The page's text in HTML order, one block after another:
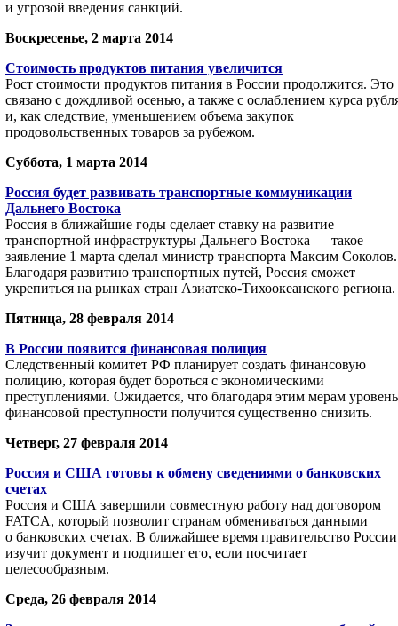
и угрозой введения санкций.
Воскресенье, 2 марта 2014
Стоимость продуктов питания увеличится
Рост стоимости продуктов питания в России продолжится. Это
связано с дождливой осенью, а также с ослаблением курса
и, как следствие, уменьшением объема закупок
продовольственных товаров за рубежом.
Суббота, 1 марта 2014
Россия будет развивать транспортные коммуникации
Дальнего Востока
Россия в ближайшие годы сделает ставку на развитие
транспортной инфраструктуры Дальнего Востока — такое
заявление 1 марта сделал министр транспорта Максим Соколов.
Благодаря развитию транспортных путей, Россия сможет
укрепиться на рынках стран Азиатско-Тихоокеанского региона.
Пятница, 28 февраля 2014
В России появится финансовая полиция
Следственный комитет РФ планирует создать финансовую
полицию, которая будет бороться с экономическими
преступлениями. Ожидается, что благодаря этим мерам уровень
финансовой преступности получится существенно снизить.
Четверг, 27 февраля 2014
Россия и США готовы к обмену сведениями о банковских
счетах
Россия и США завершили совместную работу над договором
FATCA, который позволит странам обмениваться данными
о банковских счетах. В ближайшее время правительство России
изучит документ и подпишет его, если посчитает
целесообразным.
Среда, 26 февраля 2014